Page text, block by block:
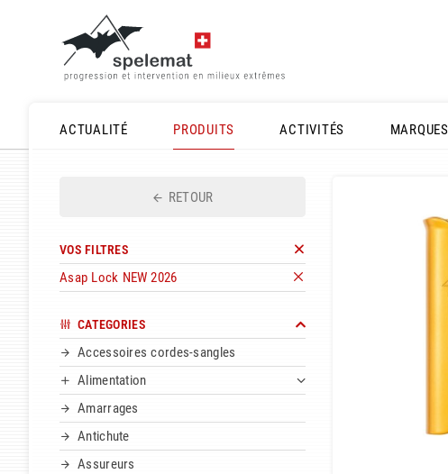
ACTUALITÉ
PRODUITS ACTIVITÉS MARQUES
RETOUR
VOS FILTRES
Asap Lock NEW 2026
CATEGORIES
Accessoires cordes-sangles
Alimentation
Amarrages
Antichute
Assureurs